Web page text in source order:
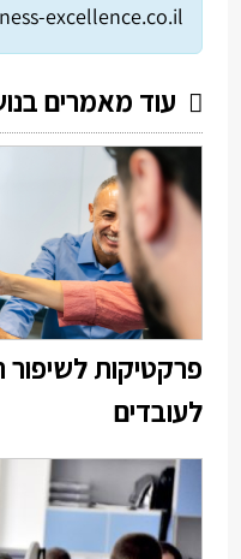
excellence.co.il
עוד מאמרים
פרקטיקות לשיפור
לעובדים